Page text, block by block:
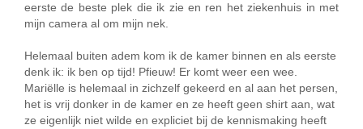
eerste de beste plek die ik zie en ren het ziekenhuis in met
mijn camera al om mijn nek.
Helemaal buiten adem kom ik de kamer binnen en als eerste
denk ik: ik ben op tijd! Pfieuw! Er komt weer een wee.
Mariëlle is helemaal in zichzelf gekeerd en al aan het persen,
het is vrij donker in de kamer en ze heeft geen shirt aan, wat
ze eigenlijk niet wilde en expliciet bij de kennismaking heeft